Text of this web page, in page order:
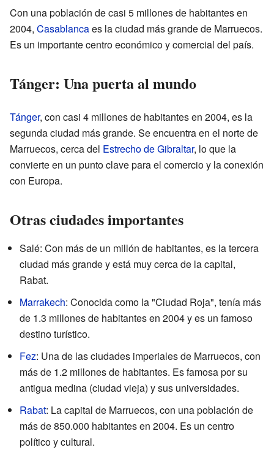
Con una población de casi 5 millones de habitantes en
2004, Casablancaes la ciudad más grande de Marruecos.
Es un importante centro económico y comercial del país.
Tánger: Una puerta al mundo
Tánger, con casi 4 millones de habitantes en 2004, es la
segunda ciudad más grande. Se encuentra en el norte de
Marruecos, cerca del Estrecho de Gibraltar, lo que la
convierte en un punto clave para el comercio y la conexión
con Europa.
Otras ciudades importantes
Salé: Con más de un millón de habitantes, es la tercera
ciudad más grande y está muy cerca de la capital,
Rabat.
Marrakech: Conocida como la "Ciudad Roja", tenía más
de 1.3 millones de habitantes en 2004 y es un famoso
destino turístico.
Fez: Una de las ciudades imperiales de Marruecos, con
más de 1.2 millones de habitantes. Es famosa por su
antigua medina (ciudad vieja) y sus universidades.
Rabat: La capital de Marruecos, con una población de
más de 850.000 habitantes en 2004. Es un centro
político y cultural.